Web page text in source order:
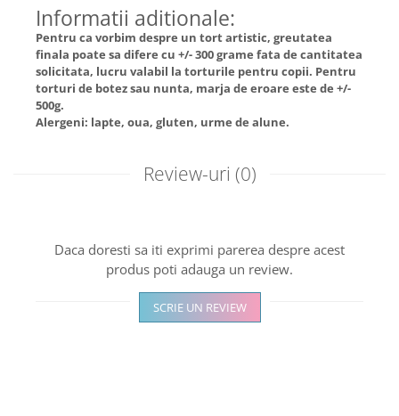
Informatii aditionale:
Pentru ca vorbim despre un tort artistic, greutatea
finala poate sa difere cu +/- 300 grame fata de cantitatea
solicitata, lucru valabil la torturile pentru copii. Pentru
torturi de botez sau nunta, marja de eroare este de +/-
500g.
Alergeni: lapte, oua, gluten, urme de alune.
Review-uri (0)
Daca doresti sa iti exprimi parerea despre acest
produs poti adauga un review.
SCRIE UN REVIEW